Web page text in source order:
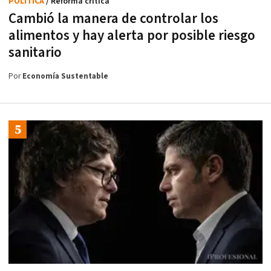
Cambió la manera de controlar los
alimentos y hay alerta por posible riesgo
sanitario
PorEconomía Sustentable